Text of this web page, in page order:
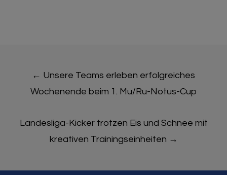
navigation
← Unsere Teams erleben erfolgreiches
Wochenende beim 1. Mu/Ru-Notus-Cup
Landesliga-Kicker trotzen Eis und Schnee mit
kreativen Trainingseinheiten →